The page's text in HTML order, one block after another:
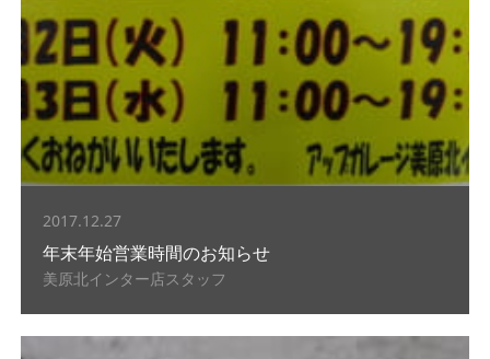
2017.12.27
年末年始営業時間のお知らせ
美原北インター店スタッフ